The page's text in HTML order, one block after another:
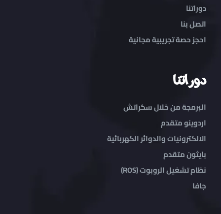
دوراتنا
اتصل بنا
احجز حصة تجريبية مجانية
دوراتنا
البرمجة من خلال سكراتش
اردوينو متقدم
الالكترونيات والدوائر الكهربائية
بايثون متقدم
نظام تشغيل الروبوت (ROS)
جافا